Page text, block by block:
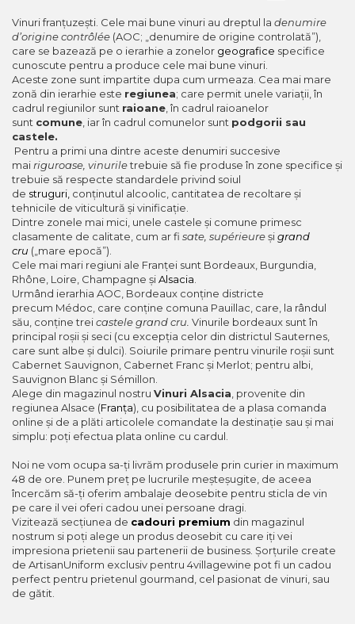
Vinuri franțuzești. Cele mai bune vinuri au dreptul la denumire
d’origine contrôlée (AOC; „denumire de origine controlată”),
care se bazează pe o ierarhie a zonelor geografice specifice
cunoscute pentru a produce cele mai bune vinuri.
Aceste zone sunt impartite dupa cum urmeaza. Cea mai mare
zonă din ierarhie este regiunea; care permit unele variații, în
cadrul regiunilor sunt raioane , în cadrul raioanelor
sunt comune , iar în cadrul comunelor sunt podgorii sau
castele.
Pentru a primi una dintre aceste denumiri succesive
mai riguroase, vinuriletrebuie să fie produse în zone specifice și
trebuie să respecte standardele privind soiul
de struguri, conținutul alcoolic, cantitatea de recoltare și
tehnicile de viticultură și vinificație.
Dintre zonele mai mici, unele castele și comune primesc
clasamente de calitate, cum ar fi sate, supérieureșigrand
cru („mare epocă”).
Cele mai mari regiuni ale Franței sunt Bordeaux, Burgundia,
Rhône, Loire, Champagne șiAlsacia
Urmând ierarhia AOC, Bordeaux conține districte
precum Médoc, care conține comuna Pauillac, care, la rândul
său, conține treicastele grand cru. Vinurile bordeaux sunt în
principal roșii și seci (cu excepția celor din districtul Sauternes,
care sunt albe și dulci). Soiurile primare pentru vinurile roșii sunt
Cabernet Sauvignon, Cabernet Franc și Merlot; pentru albi,
Sauvignon Blanc și Sémillon.
Alege din magazinul nostru Vinuri Alsacia , provenite din
regiunea Alsace (Franța), cu posibilitatea de a plasa comanda
online și de a plăti articolele comandate la destinație sau și mai
simplu: poți efectua plata online cu cardul.
Noi ne vom ocupa sa-ți livrăm produsele prin curier in maximum
48 de ore. Punem preț pe lucrurile meșteșugite, de aceea
încercăm să-ți oferim ambalaje deosebite pentru sticla de vin
pe care il vei oferi cadou unei persoane dragi.
Vizitează secțiunea de cadouri premium din magazinul
nostrum si poți alege un produs deosebit cu care iți vei
impresiona prietenii sau partenerii de business. Șorțurile create
de ArtisanUniform exclusiv pentru 4villagewine pot fi un cadou
perfect pentru prietenul gourmand, cel pasionat de vinuri, sau
de gătit.